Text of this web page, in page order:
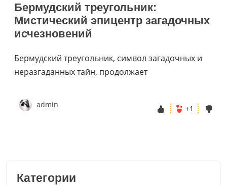
Категории
Бермудский треугольник:
Мистический эпицентр загадочных
исчезновений
Бермудский треугольник, символ загадочных и
неразгаданных тайн, продолжает
admin +1